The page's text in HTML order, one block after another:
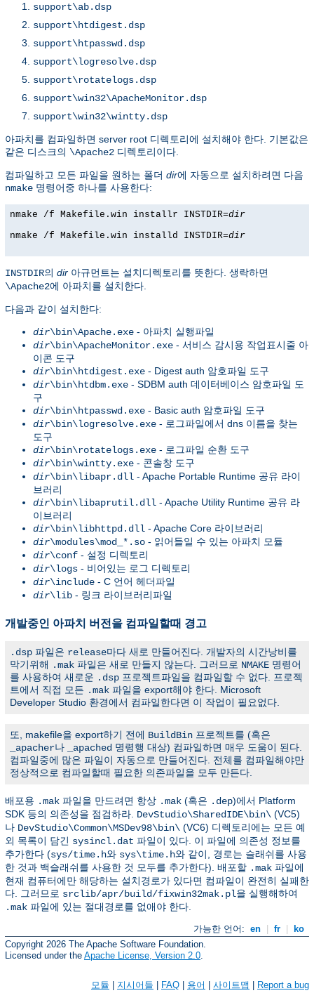
support\ab.dsp
support\htdigest.dsp
support\htpasswd.dsp
support\logresolve.dsp
support\rotatelogs.dsp
support\win32\ApacheMonitor.dsp
support\win32\wintty.dsp
아파치를 컴파일하면 server root 디렉토리에 설치해야 한다. 기본값은
같은 디스크의 \Apache2 디렉토리이다.
컴파일하고 모든 파일을 원하는 폴더 dir에 자동으로 설치하려면 다음
nmake 명령어중 하나를 사용한다:
nmake /f Makefile.win installr INSTDIR=dir
nmake /f Makefile.win installd INSTDIR=dir
INSTDIR의 dir 아규먼트는 설치디렉토리를 뜻한다. 생락하면
\Apache2에 아파치를 설치한다.
다음과 같이 설치한다:
dir\bin\Apache.exe - 아파치 실행파일
dir\bin\ApacheMonitor.exe - 서비스 감시용 작업표시줄 아
이콘 도구
dir\bin\htdigest.exe - Digest auth 암호파일 도구
dir\bin\htdbm.exe - SDBM auth 데이터베이스 암호파일 도
구
dir\bin\htpasswd.exe - Basic auth 암호파일 도구
dir\bin\logresolve.exe - 로그파일에서 dns 이름을 찾는
도구
dir\bin\rotatelogs.exe - 로그파일 순환 도구
dir\bin\wintty.exe - 콘솔창 도구
dir\bin\libapr.dll - Apache Portable Runtime 공유 라이
브러리
dir\bin\libaprutil.dll - Apache Utility Runtime 공유 라
이브러리
dir\bin\libhttpd.dll - Apache Core 라이브러리
dir\modules\mod_*.so - 읽어들일 수 있는 아파치 모듈
dir\conf - 설정 디렉토리
dir\logs - 비어있는 로그 디렉토리
dir\include - C 언어 헤더파일
dir\lib - 링크 라이브러리파일
개발중인 아파치 버전을 컴파일할때 경고
.dsp 파일은 release마다 새로 만들어진다. 개발자의 시간낭비를
막기위해 .mak 파일은 새로 만들지 않는다. 그러므로 NMAKE 명령어
를 사용하여 새로운 .dsp 프로젝트파일을 컴파일할 수 없다. 프로젝
트에서 직접 모든 .mak 파일을 export해야 한다. Microsoft
Developer Studio 환경에서 컴파일한다면 이 작업이 필요없다.
또, makefile을 export하기 전에 BuildBin 프로젝트를 (혹은
_apacher나 _apached 명령행 대상) 컴파일하면 매우 도움이 된다.
컴파일중에 많은 파일이 자동으로 만들어진다. 전체를 컴파일해야만
정상적으로 컴파일할때 필요한 의존파일을 모두 만든다.
배포용 .mak 파일을 만드려면 항상 .mak (혹은 .dep)에서 Platform
SDK 등의 의존성을 점검하라. DevStudio\SharedIDE\bin\ (VC5)
나 DevStudio\Common\MSDev98\bin\ (VC6) 디렉토리에는 모든 예
외 목록이 담긴 sysincl.dat 파일이 있다. 이 파일에 의존성 정보를
추가한다 (sys/time.h와 sys\time.h와 같이, 경로는 슬래쉬를 사용
한 것과 백슬래쉬를 사용한 것 모두를 추가한다). 배포할 .mak 파일에
현재 컴퓨터에만 해당하는 설치경로가 있다면 컴파일이 완전히 실패한
다. 그러므로 srclib/apr/build/fixwin32mak.pl을 실행해하여
.mak 파일에 있는 절대경로를 없애야 한다.
가능한 언어: en | fr | ko
Copyright 2026 The Apache Software Foundation.
Licensed under the Apache License, Version 2.0
모듈 지시어들 FAQ 용어 사이트맵 Report a bug